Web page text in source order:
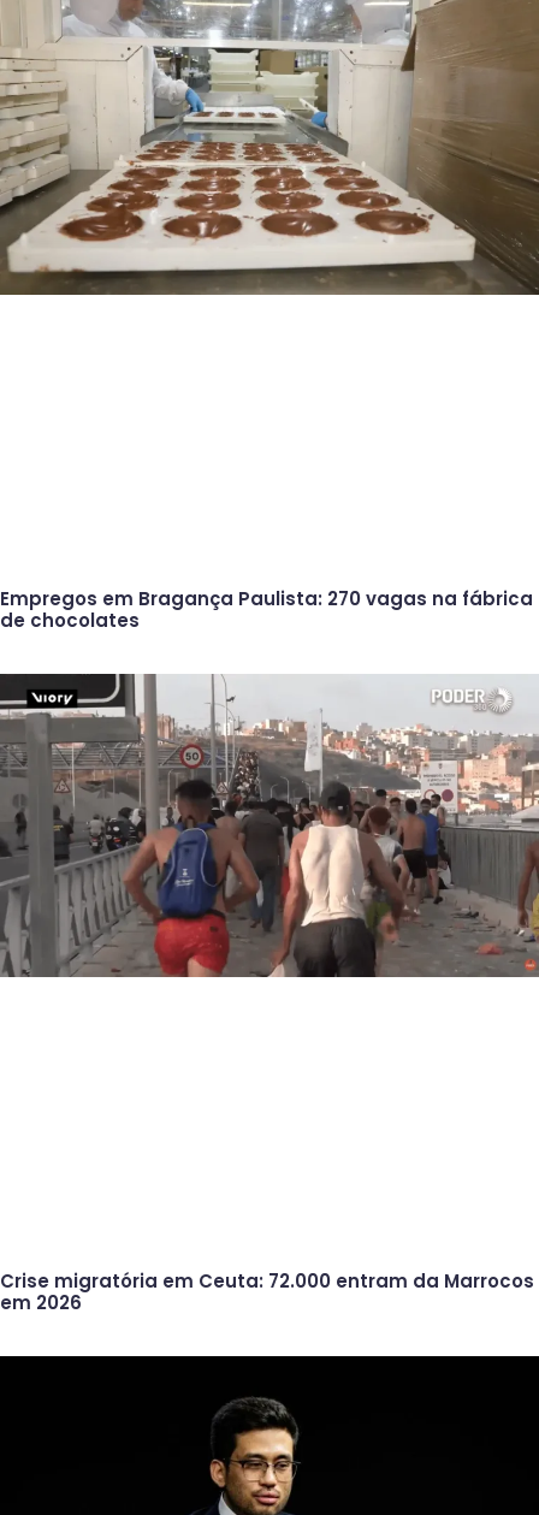
Empregos em Bragança Paulista: 270 vagas na fábrica
de chocolates
Crise migratória em Ceuta: 72.000 entram da Marrocos
em 2026